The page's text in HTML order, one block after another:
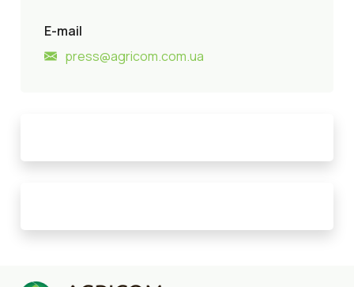
E-mail
press@agricom.com.ua